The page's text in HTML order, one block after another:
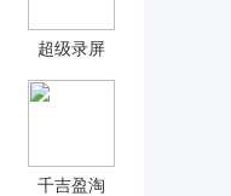
超级录屏
千吉盈淘